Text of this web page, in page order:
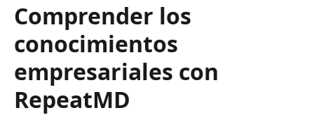
Comprender los
conocimientos
empresariales con
RepeatMD